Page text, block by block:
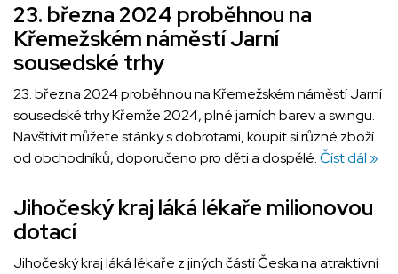
23. března 2024 proběhnou na
Křemežském náměstí Jarní
sousedské trhy
23. března 2024 proběhnou na Křemežském náměstí Jarní
sousedské trhy Křemže 2024, plné jarních barev a swingu.
Navštívit můžete stánky s dobrotami, koupit si různé zboží
od obchodníků, doporučeno pro děti a dospělé.Číst dál »
Jihočeský kraj láká lékaře milionovou
dotací
Jihočeský kraj láká lékaře z jiných částí Česka na atraktivní